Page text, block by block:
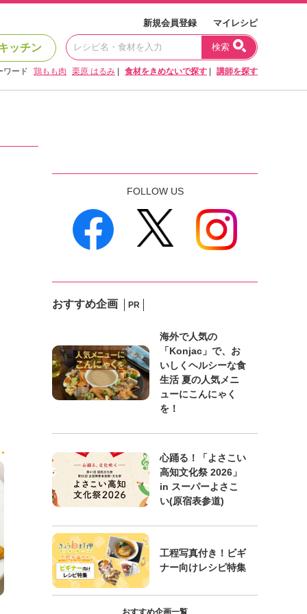
新規会員登録 マイレシピ
ッチン 検索
ワード 鶏もも肉 栗原 はるみ 食材をきめないで探す 講師を探す
FOLLOW US
おすすめ企画 PR
海外で人気の
「Konjac」で、お
いしくヘルシーな食
生活 夏の人気メニ
ューにこんにゃく
を！
心踊る！「よさこい
高知文化祭 2026」
in スーパーよさこ
い(原宿表参道)
工程写真付き！ビギ
ナー向けレシピ特集
おすすめ企画一覧